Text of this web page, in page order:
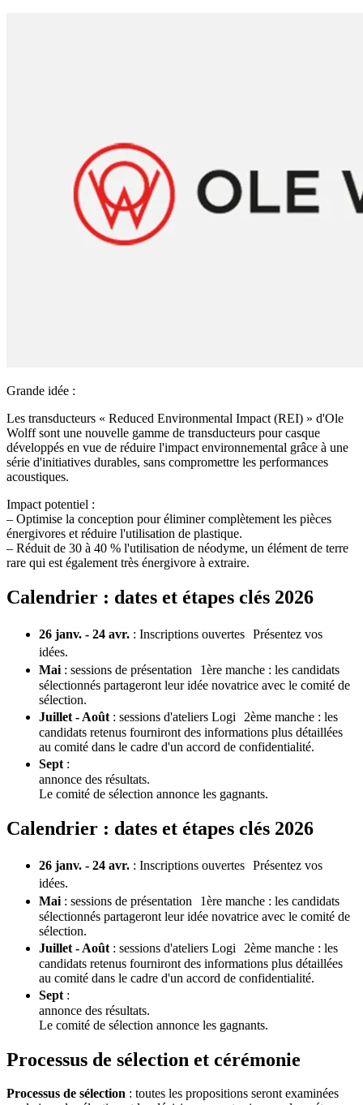
Grande idée :
Les transducteurs « Reduced Environmental Impact (REI) » d'Ole
Wolff sont une nouvelle gamme de transducteurs pour casque
développés en vue de réduire l'impact environnemental grâce à une
série d'initiatives durables, sans compromettre les performances
acoustiques.
Impact potentiel :
– Optimise la conception pour éliminer complètement les pièces
énergivores et réduire l'utilisation de plastique.
– Réduit de 30 à 40 % l'utilisation de néodyme, un élément de terre
rare qui est également très énergivore à extraire.
Calendrier : dates et étapes clés 2026
26 janv. - 24 avr. : Inscriptions ouvertes Présentez vos
idées.
Mai : sessions de présentation 1ère manche : les candidats
sélectionnés partageront leur idée novatrice avec le comité de
sélection.
Juillet - Août : sessions d'ateliers Logi 2ème manche : les
candidats retenus fourniront des informations plus détaillées
au comité dans le cadre d'un accord de confidentialité.
Sept :
annonce des résultats.
Le comité de sélection annonce les gagnants.
Calendrier : dates et étapes clés 2026
26 janv. - 24 avr. : Inscriptions ouvertes Présentez vos
idées.
Mai : sessions de présentation 1ère manche : les candidats
sélectionnés partageront leur idée novatrice avec le comité de
sélection.
Juillet - Août : sessions d'ateliers Logi 2ème manche : les
candidats retenus fourniront des informations plus détaillées
au comité dans le cadre d'un accord de confidentialité.
Sept :
annonce des résultats.
Le comité de sélection annonce les gagnants.
Processus de sélection et cérémonie
Processus de sélection : toutes les propositions seront examinées